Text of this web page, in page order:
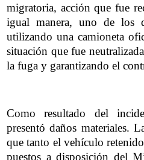
migratoria, acción que fue
igual manera, uno de los
utilizando una camioneta
situación que fue
la fuga y garantizando el
Como resultado del
presentó daños materiales.
que tanto el vehículo
puestos a disposición del